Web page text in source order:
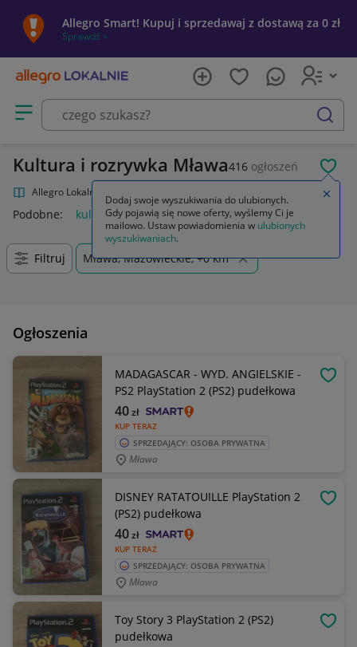
Allegro Smart! Kupuj i sprzedawaj z dostawą za 0 zł
Sprawdź »
Otwórz menu z kategoriami
szukaj
Kultura i rozrywka Mława416 ogłoszeń
Allegro Lokalnie
Podobne: kultura i rozrywka
Filtruj Mława, Mazowieckie, +0 km
Ogłoszenia
MADAGASCAR - WYD. ANGIELSKIE -
PS2 PlayStation 2 (PS2) pudełkowa
KUP TERAZ
40zł
SPRZEDAJĄCY: OSOBA PRYWATNA
Mława
DISNEY RATATOUILLE PlayStation 2
(PS2) pudełkowa
KUP TERAZ
40zł
SPRZEDAJĄCY: OSOBA PRYWATNA
Mława
Toy Story 3 PlayStation 2 (PS2)
pudełkowa
Dodaj swoje wyszukiwania do ulubionych.
Gdy pojawią się nowe oferty, wyślemy Ci je
mailowo. Ustaw powiadomienia w ulubionych
wyszukiwaniach.